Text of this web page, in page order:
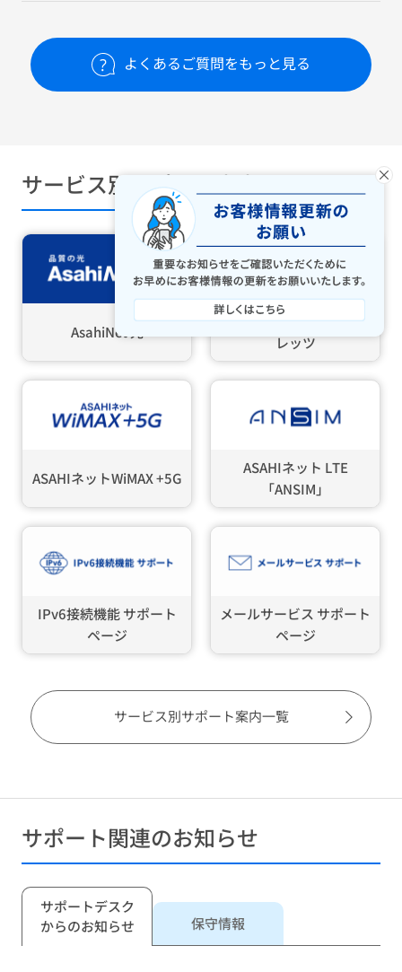
よくあるご質問をもっと見る
サービス別サポート案内
AsahiNet 光
ASAHIネット 光 with フ
レッツ
ASAHIネットWiMAX +5G
ASAHIネット LTE
「ANSIM」
IPv6接続機能 サポート
ページ
メールサービス サポート
ページ
サービス別サポート案内一覧
サポート関連のお知らせ
サポートデスク
からのお知らせ
保守情報
×